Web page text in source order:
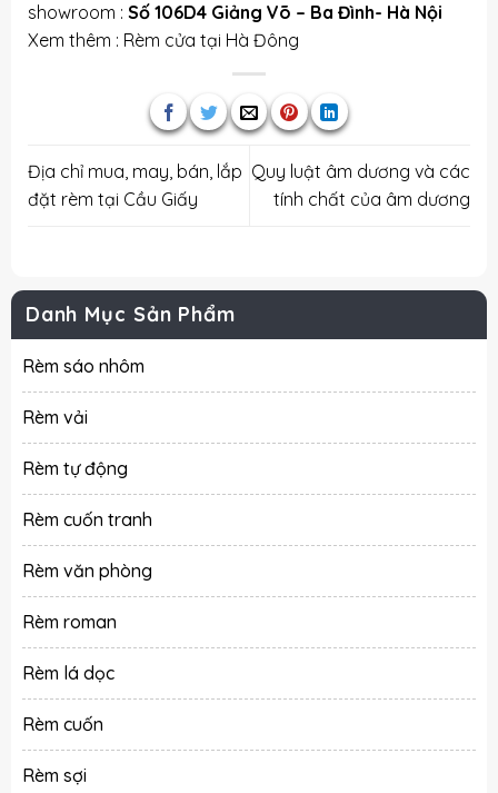
showroom : Số 106D4 Giảng Võ – Ba Đình- Hà Nội
Xem thêm : Rèm cửa tại Hà Đông
Địa chỉ mua, may, bán, lắp
đặt rèm tại Cầu Giấy
Quy luật âm dương và các
tính chất của âm dương
Danh Mục Sản Phẩm
Rèm sáo nhôm
Rèm vải
Rèm tự động
Rèm cuốn tranh
Rèm văn phòng
Rèm roman
Rèm lá dọc
Rèm cuốn
Rèm sợi